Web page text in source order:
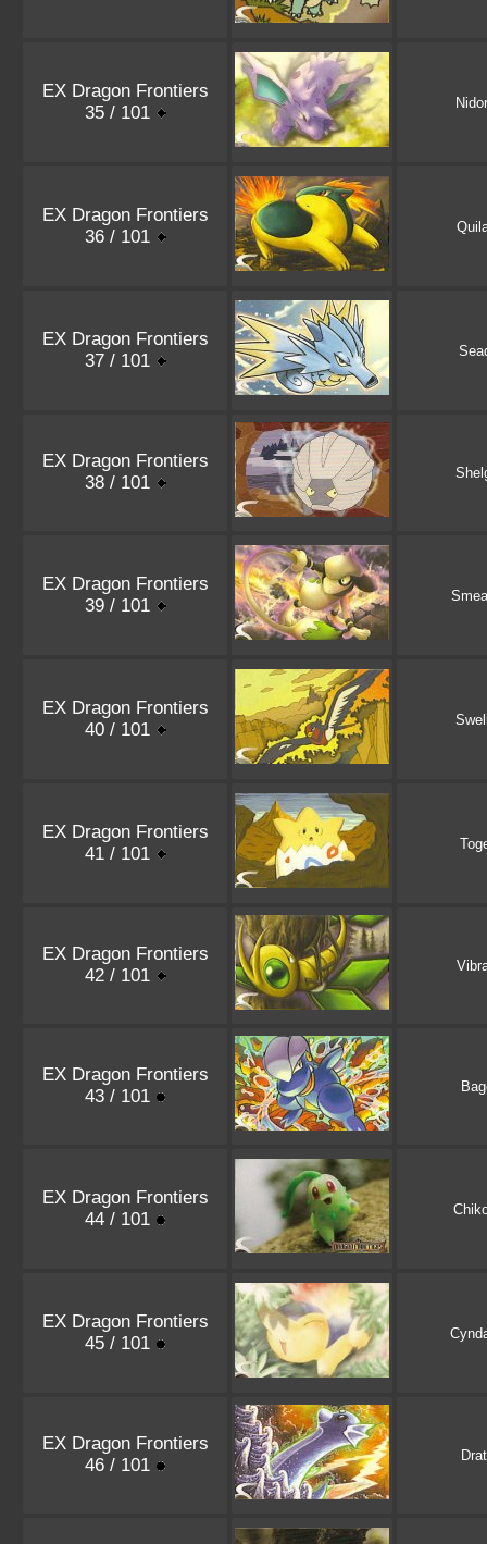
EX Dragon Frontiers
35 / 101
EX Dragon Frontiers
36 / 101
EX Dragon Frontiers
37 / 101
EX Dragon Frontiers
38 / 101
EX Dragon Frontiers
39 / 101
EX Dragon Frontiers
40 / 101
EX Dragon Frontiers
41 / 101
EX Dragon Frontiers
42 / 101
EX Dragon Frontiers
43 / 101
EX Dragon Frontiers
44 / 101
EX Dragon Frontiers
45 / 101
EX Dragon Frontiers
46 / 101